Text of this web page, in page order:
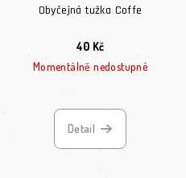
Obyčejná tužka Coffe
40 Kč
Momentálně nedostupné
Detail